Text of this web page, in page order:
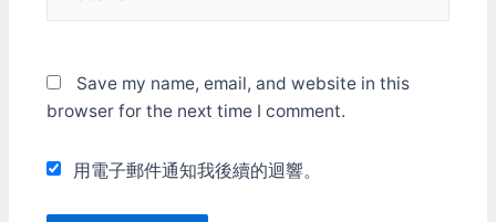
Save my name, email, and website in this
browser for the next time I comment.
用電子郵件通知我後續的迴響。